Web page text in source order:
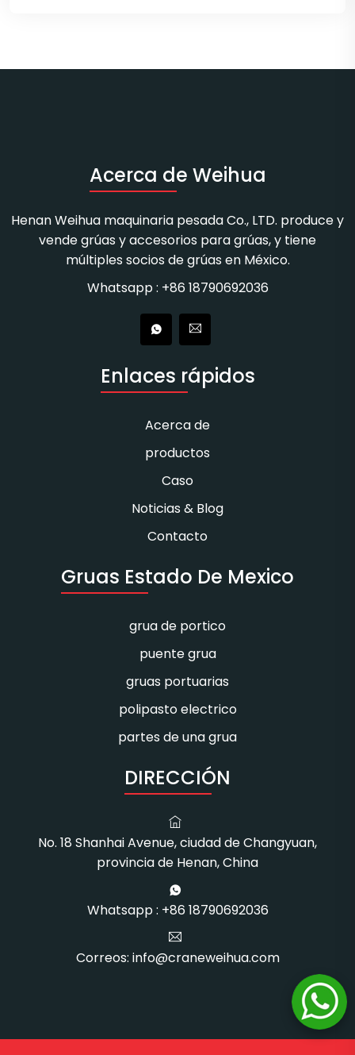
Acerca de Weihua
Henan Weihua maquinaria pesada Co., LTD. produce y
vende grúas y accesorios para grúas, y tiene
múltiples socios de grúas en México.
Whatsapp : +86 18790692036
Enlaces rápidos
Acerca de
productos
Caso
Noticias & Blog
Contacto
Gruas Estado De Mexico
grua de portico
puente grua
gruas portuarias
polipasto electrico
partes de una grua
DIRECCIÓN
No. 18 Shanhai Avenue, ciudad de Changyuan,
provincia de Henan, China
Whatsapp : +86 18790692036
Correos: info@craneweihua.com